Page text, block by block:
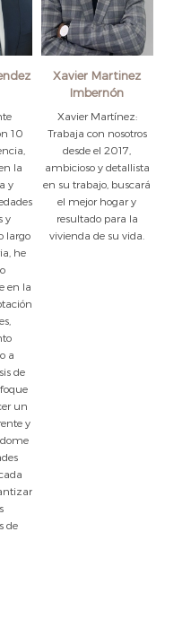
10
la
y
y
largo
he
en la
a
de
un
y
de
Xavier Martinez
Imbernón
Xavier Martínez:
Trabaja con nosotros
desde el 2017,
ambicioso y detallista
en su trabajo, buscará
el mejor hogar y
resultado para la
vivienda de su vida.